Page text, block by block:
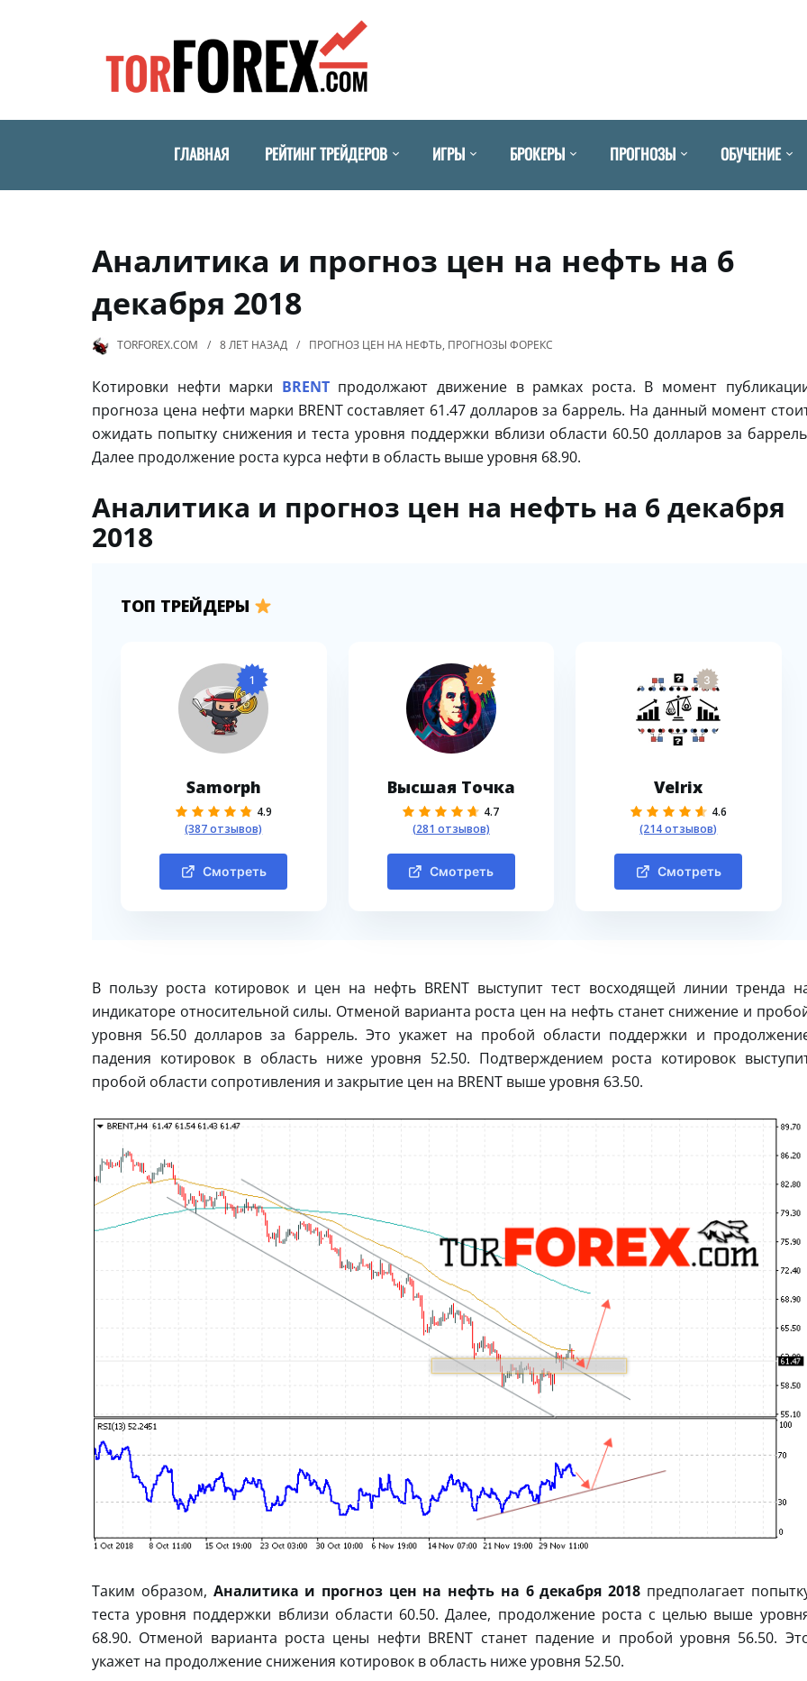
ГЛАВНАЯ РЕЙТИНГ ТРЕЙДЕРОВ ИГРЫ БРОКЕРЫ ПРОГНОЗЫ ОБУЧЕНИЕ
Аналитика и прогноз цен на нефть на 6
декабря 2018
TORFOREX.COM 8 ЛЕТ НАЗАД ПРОГНОЗ ЦЕН НА НЕФТЬ, ПРОГНОЗЫ ФОРЕКС
Котировки нефти марки BRENTпродолжают движение в рамках роста. В момент
прогноза цена нефти марки BRENT составляет 61.47 долларов за баррель. На данный момент
ожидать попытку снижения и теста уровня поддержки вблизи области 60.50 долларов за
Далее продолжение роста курса нефти в область выше уровня 68.90.
Аналитика и прогноз цен на нефть на 6 декабря
2018
ТОП ТРЕЙДЕРЫ
1
Samorph
4.9
(387 отзывов)
Смотреть
2
Высшая Точка
4.7
(281 отзывов)
Смотреть
3
Velrix
4.6
(214 отзывов)
Смотреть
В пользу роста котировок и цен на нефть BRENT выступит тест восходящей линии тренда
индикаторе относительной силы. Отменой варианта роста цен на нефть станет снижение и
уровня 56.50 долларов за баррель. Это укажет на пробой области поддержки и
падения котировок в область ниже уровня 52.50. Подтверждением роста котировок
пробой области сопротивления и закрытие цен на BRENT выше уровня 63.50.
Таким образом, Аналитика и прогноз цен на нефть на 6 декабря 2018 предполагает
теста уровня поддержки вблизи области 60.50. Далее, продолжение роста с целью выше
68.90. Отменой варианта роста цены нефти BRENT станет падение и пробой уровня 56.50.
укажет на продолжение снижения котировок в область ниже уровня 52.50.